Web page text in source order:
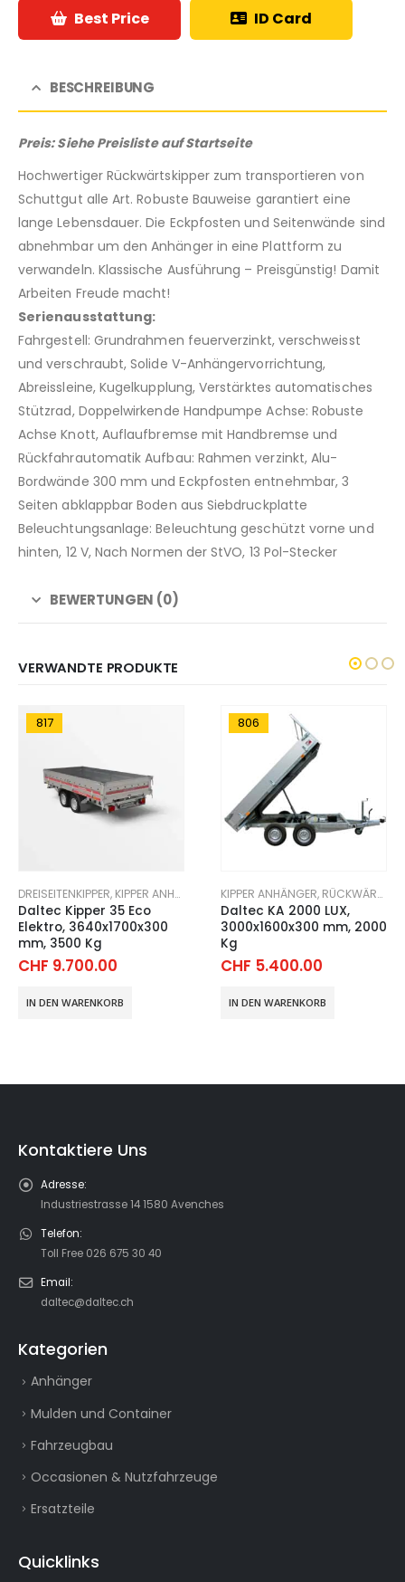
Best Price ID Card
BESCHREIBUNG
Preis: Siehe Preisliste auf Startseite
Hochwertiger Rückwärtskipper zum transportieren von
Schuttgut alle Art. Robuste Bauweise garantiert eine
lange Lebensdauer. Die Eckpfosten und Seitenwände sind
abnehmbar um den Anhänger in eine Plattform zu
verwandeln. Klassische Ausführung – Preisgünstig! Damit
Arbeiten Freude macht!
Serienausstattung:
Fahrgestell: Grundrahmen feuerverzinkt, verschweisst
und verschraubt, Solide V-Anhängervorrichtung,
Abreissleine, Kugelkupplung, Verstärktes automatisches
Stützrad, Doppelwirkende Handpumpe Achse: Robuste
Achse Knott, Auflaufbremse mit Handbremse und
Rückfahrautomatik Aufbau: Rahmen verzinkt, Alu-
Bordwände 300 mm und Eckpfosten entnehmbar, 3
Seiten abklappbar Boden aus Siebdruckplatte
Beleuchtungsanlage: Beleuchtung geschützt vorne und
hinten, 12 V, Nach Normen der StVO, 13 Pol-Stecker
BEWERTUNGEN (0)
VERWANDTE PRODUKTE
817
DREISEITENKIPPER, KIPPER ANHÄNGER
Daltec Kipper 35 Eco
Elektro, 3640x1700x300
mm, 3500 Kg
CHF 9.700.00
IN DEN WARENKORB
806
KIPPER ANHÄNGER, RÜCKWÄRTSKIPPER
Daltec KA 2000 LUX,
3000x1600x300 mm, 2000
Kg
CHF 5.400.00
IN DEN WARENKORB
Kontaktiere Uns
Adresse:
Industriestrasse 14 1580 Avenches
Telefon:
Toll Free 026 675 30 40
Email:
daltec@daltec.ch
Kategorien
Anhänger
Mulden und Container
Fahrzeugbau
Occasionen & Nutzfahrzeuge
Ersatzteile
Quicklinks